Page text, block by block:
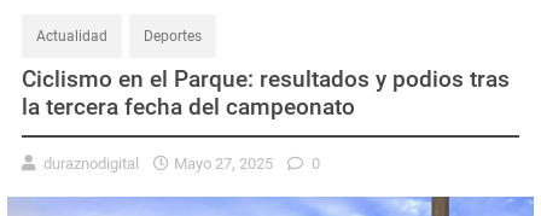
Actualidad Deportes
Ciclismo en el Parque: resultados y podios tras
la tercera fecha del campeonato
duraznodigital Mayo 27, 2025 0